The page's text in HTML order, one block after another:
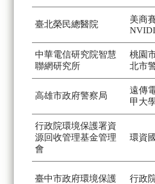
臺北榮民總醫院
美商
中華電信研究院智慧
聯網研究所
桃園
北市
高雄市政府警察局
遠傳
甲大
行政院環境保護署資
源回收管理基金管理
會
環資
臺中市政府環境保護
行政